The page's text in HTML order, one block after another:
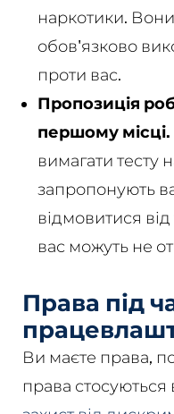
наркотики.
обов'язково
проти вас.
Пропозиція
першому місці.
вимагати тесту
запропонують
відмовитися
вас можуть не
Права під
Ви маєте права,
права стосуються